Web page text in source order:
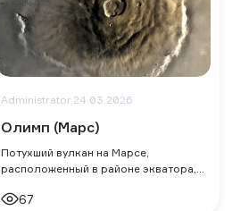
Administrator,24.03.2026
Олимп (Марс)
Потухший вулкан на Марсе,
расположенный в районе экватора, в
67